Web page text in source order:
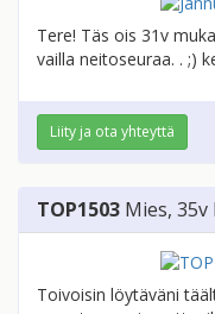
Tere! Täs ois 31v
vailla neitoseuraa. . ;)
Liity ja ota yhteyttä
TOP1503 Mies, 35v
Toivoisin löytäväni